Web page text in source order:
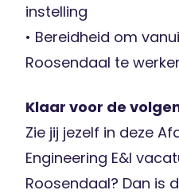
instelling
• Bereidheid om
Roosendaal te
Klaar voor de
Zie jij jezelf in deze
Engineering E&I
Roosendaal? Dan is